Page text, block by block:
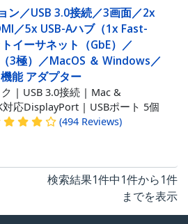
ン／USB 3.0接続／3画面／2x
／5x USB-Aハブ（1x Fast-
イーサネット（GbE）／
3極）／MacOS ＆ Windows／
能 アダプター
| USB 3.0接続 | Mac &
応DisplayPort | USBポート 5個
(494 Reviews)
検索結果1件中1件から1件
までを表示